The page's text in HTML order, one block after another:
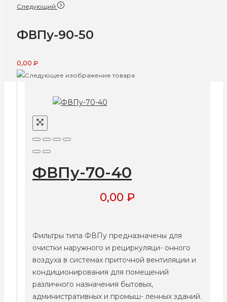
Следующий
ФВПу-90-50
0,00 ₽
ФВПу-70-40
0,00 ₽
Фильтры типа ФВПу предназначены для
очистки наружного и рециркуляци- онного
воздуха в системах приточной вентиляции и
кондиционирования для помещений
различного назначения бытовых,
административных и промыш- ленных зданий.